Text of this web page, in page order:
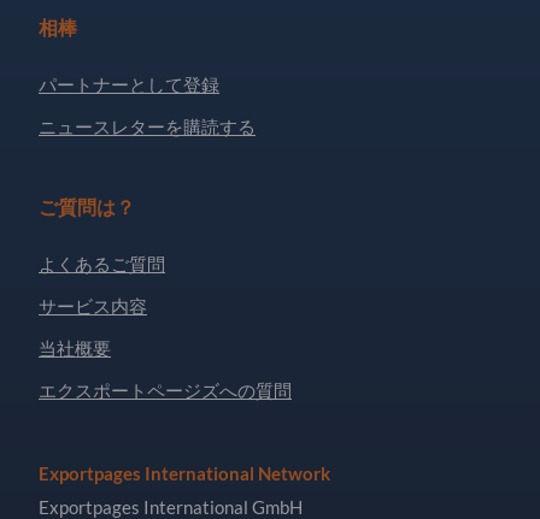
相棒
パートナーとして登録
ニュースレターを購読する
ご質問は？
よくあるご質問
サービス内容
当社概要
エクスポートページズへの質問
Exportpages International Network
Exportpages International GmbH